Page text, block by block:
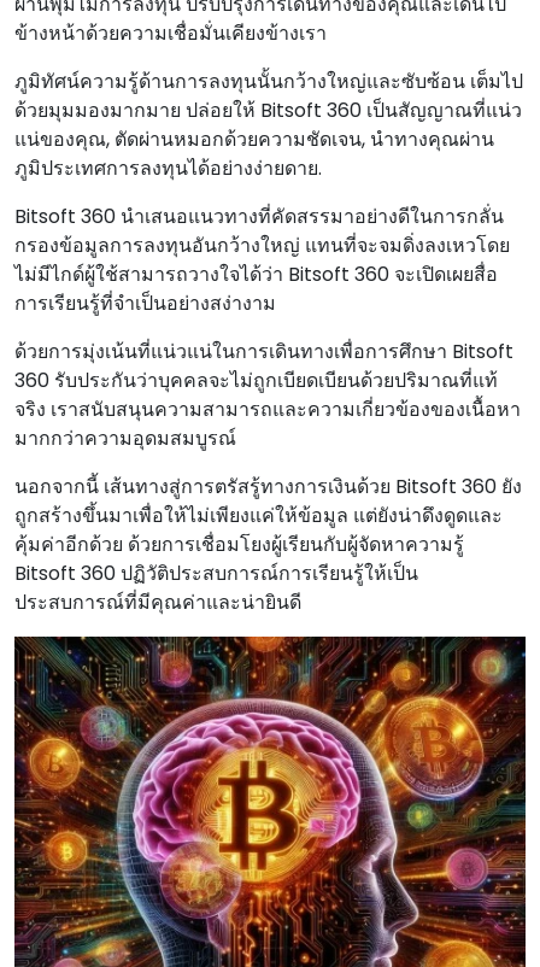
ข้างหน้าด้วยความเชื่อมั่นเคียงข้างเรา
ภูมิทัศน์ความรู้ด้านการลงทุนนั้นกว้างใหญ่และซับซ้อน เต็มไป
ด้วยมุมมองมากมาย ปล่อยให้ Bitsoft 360 เป็นสัญญาณที่แน่ว
แน่ของคุณ, ตัดผ่านหมอกด้วยความชัดเจน, นําทางคุณผ่าน
ภูมิประเทศการลงทุนได้อย่างง่ายดาย.
Bitsoft 360 นําเสนอแนวทางที่คัดสรรมาอย่างดีในการกลั่น
กรองข้อมูลการลงทุนอันกว้างใหญ่ แทนที่จะจมดิ่งลงเหวโดย
ไม่มีไกด์ผู้ใช้สามารถวางใจได้ว่า Bitsoft 360 จะเปิดเผยสื่อ
การเรียนรู้ที่จําเป็นอย่างสง่างาม
ด้วยการมุ่งเน้นที่แน่วแน่ในการเดินทางเพื่อการศึกษา Bitsoft
360 รับประกันว่าบุคคลจะไม่ถูกเบียดเบียนด้วยปริมาณที่แท้
จริง เราสนับสนุนความสามารถและความเกี่ยวข้องของเนื้อหา
มากกว่าความอุดมสมบูรณ์
นอกจากนี้ เส้นทางสู่การตรัสรู้ทางการเงินด้วย Bitsoft 360 ยัง
ถูกสร้างขึ้นมาเพื่อให้ไม่เพียงแค่ให้ข้อมูล แต่ยังน่าดึงดูดและ
คุ้มค่าอีกด้วย ด้วยการเชื่อมโยงผู้เรียนกับผู้จัดหาความรู้
Bitsoft 360 ปฏิวัติประสบการณ์การเรียนรู้ให้เป็น
ประสบการณ์ที่มีคุณค่าและน่ายินดี